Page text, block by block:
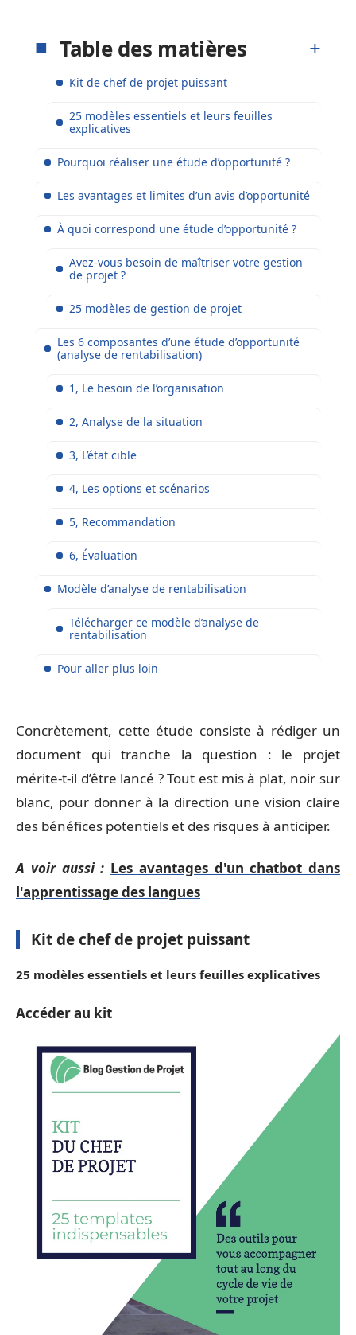
Table des matières
Kit de chef de projet puissant
25 modèles essentiels et leurs feuilles
explicatives
Pourquoi réaliser une étude d’opportunité ?
Les avantages et limites d’un avis d’opportunité
À quoi correspond une étude d’opportunité ?
Avez-vous besoin de maîtriser votre gestion
de projet ?
25 modèles de gestion de projet
Les 6 composantes d’une étude d’opportunité
(analyse de rentabilisation)
1, Le besoin de l’organisation
2, Analyse de la situation
3, L’état cible
4, Les options et scénarios
5, Recommandation
6, Évaluation
Modèle d’analyse de rentabilisation
Télécharger ce modèle d’analyse de
rentabilisation
Pour aller plus loin
Concrètement, cette étude consiste à rédiger un
document qui tranche la question : le projet
mérite-t-il d’être lancé ? Tout est mis à plat, noir sur
blanc, pour donner à la direction une vision claire
des bénéfices potentiels et des risques à anticiper.
A voir aussi : Les avantages d'un chatbot dans
l'apprentissage des langues
Kit de chef de projet puissant
25 modèles essentiels et leurs feuilles explicatives
Accéder au kit